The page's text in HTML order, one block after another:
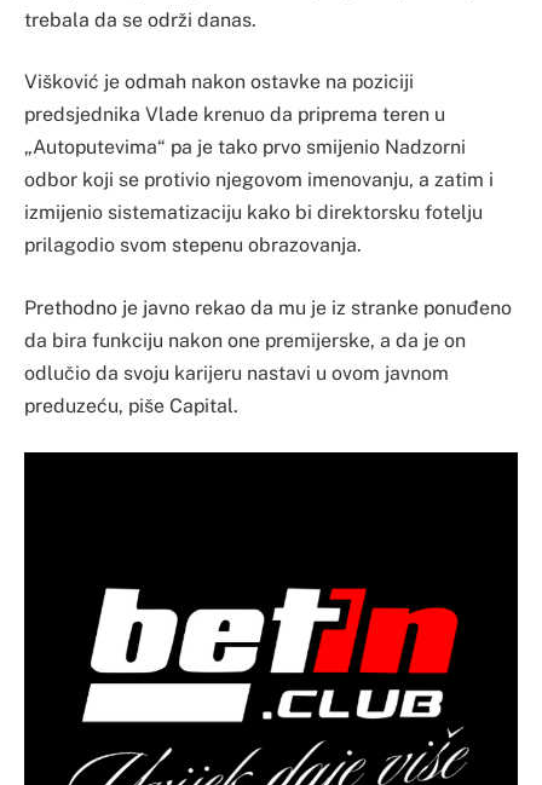
trebala da se održi danas.
Višković je odmah nakon ostavke na poziciji
predsjednika Vlade krenuo da priprema teren u
„Autoputevima“ pa je tako prvo smijenio Nadzorni
odbor koji se protivio njegovom imenovanju, a zatim i
izmijenio sistematizaciju kako bi direktorsku fotelju
prilagodio svom stepenu obrazovanja.
Prethodno je javno rekao da mu je iz stranke ponuđeno
da bira funkciju nakon one premijerske, a da je on
odlučio da svoju karijeru nastavi u ovom javnom
preduzeću, piše Capital.